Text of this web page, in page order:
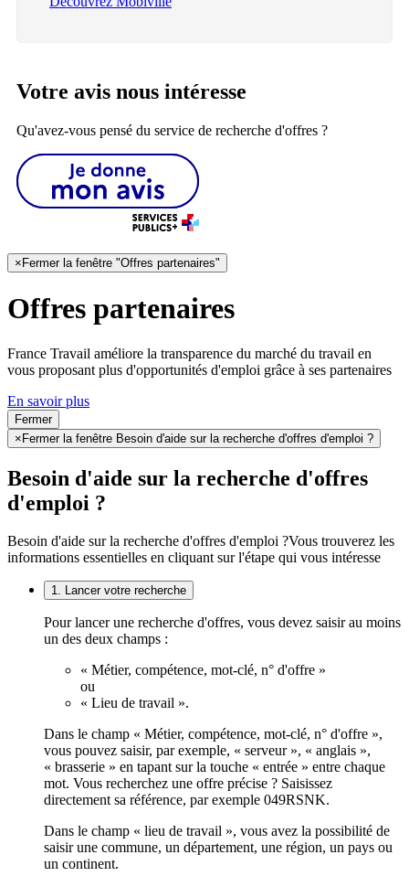
Votre avis nous intéresse
Qu'avez-vous pensé du service de recherche d'offres ?
× Fermer la fenêtre "Offres partenaires"
Offres partenaires
France Travail améliore la transparence du marché du travail en
vous proposant plus d'opportunités d'emploi grâce à ses partenaires
En savoir plus
Fermer
×Fermer la fenêtre Besoin d'aide sur la recherche d'offres d'emploi ?
Besoin d'aide sur la recherche d'offres
d'emploi ?
Besoin d'aide sur la recherche d'offres d'emploi ?Vous trouverez les
informations essentielles en cliquant sur l'étape qui vous intéresse
1. Lancer votre recherche
Pour lancer une recherche d'offres, vous devez saisir au moins
un des deux champs :
« Métier, compétence, mot-clé, n° d'offre »
ou
« Lieu de travail ».
Dans le champ « Métier, compétence, mot-clé, n° d'offre »,
vous pouvez saisir, par exemple, « serveur », « anglais »,
« brasserie » en tapant sur la touche « entrée » entre chaque
mot. Vous recherchez une offre précise ? Saisissez
directement sa référence, par exemple 049RSNK.
Dans le champ « lieu de travail », vous avez la possibilité de
saisir une commune, un département, une région, un pays ou
un continent.